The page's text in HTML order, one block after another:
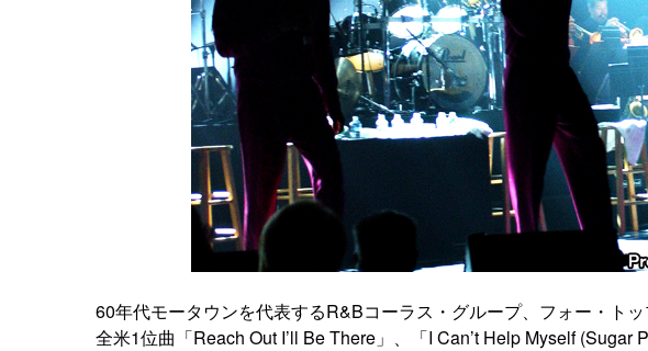
60年代モータウンを代表するR&Bコーラス・グループ、フォー・ト
全米1位曲「Reach Out I’ll Be There」、「I Can’t Help Myself (Sugar